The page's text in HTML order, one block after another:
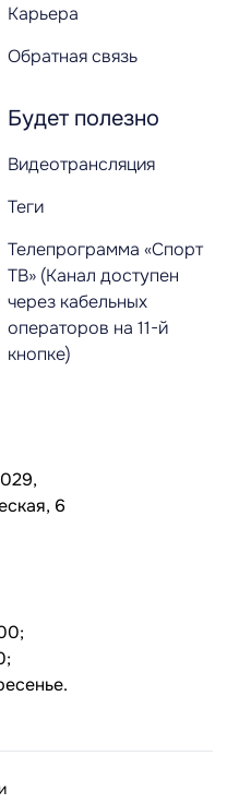
Карьера
Обратная связь
Будет полезно
Видеотрансляция
Теги
Телепрограмма «Спорт
ТВ» (Канал доступен
через кабельных
операторов на 11-й
кнопке)
6